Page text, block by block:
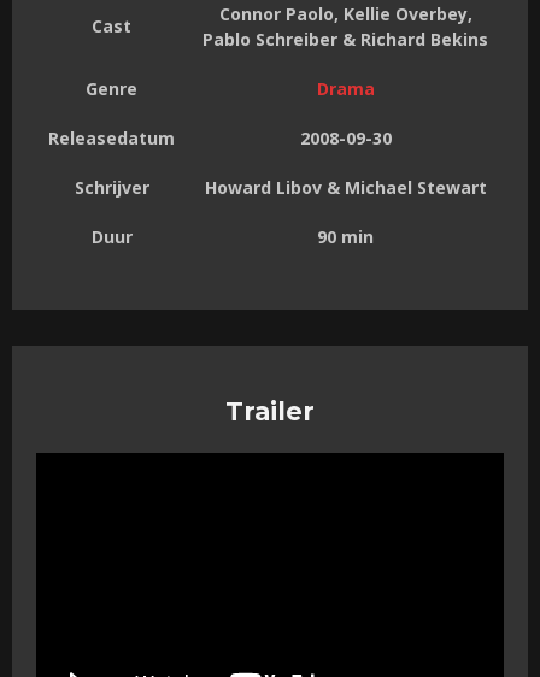
Cast
Connor Paolo, Kellie Overbey,
Pablo Schreiber & Richard Bekins
Genre Drama
Releasedatum 2008-09-30
Schrijver Howard Libov & Michael Stewart
Duur 90 min
Trailer